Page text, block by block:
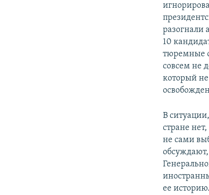
разогнали
10
тюремные
совсем не
который
В
стране
не сами
ее